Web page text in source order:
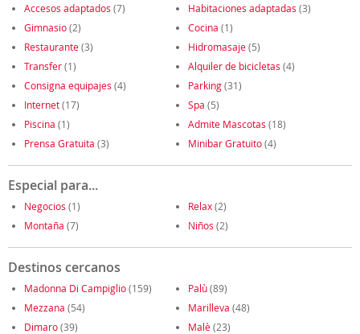
Accesos adaptados (7) Habitaciones adaptadas (3)
Gimnasio(2) Cocina (1)
Restaurante(3) Hidromasaje(5)
Transfer(1) Alquiler de bicicletas (4)
Consigna equipajes (4) Parking(31)
Internet(17) Spa (5)
Piscina (1) Admite Mascotas (18)
Prensa Gratuita (3) Minibar Gratuito(4)
Especial para...
Negocios (1) Relax(2)
Montaña (7) Niños (2)
Destinos cercanos
Madonna Di Campiglio(159) Palù(89)
Mezzana (54) Marilleva (48)
Dimaro(39) Malè(23)